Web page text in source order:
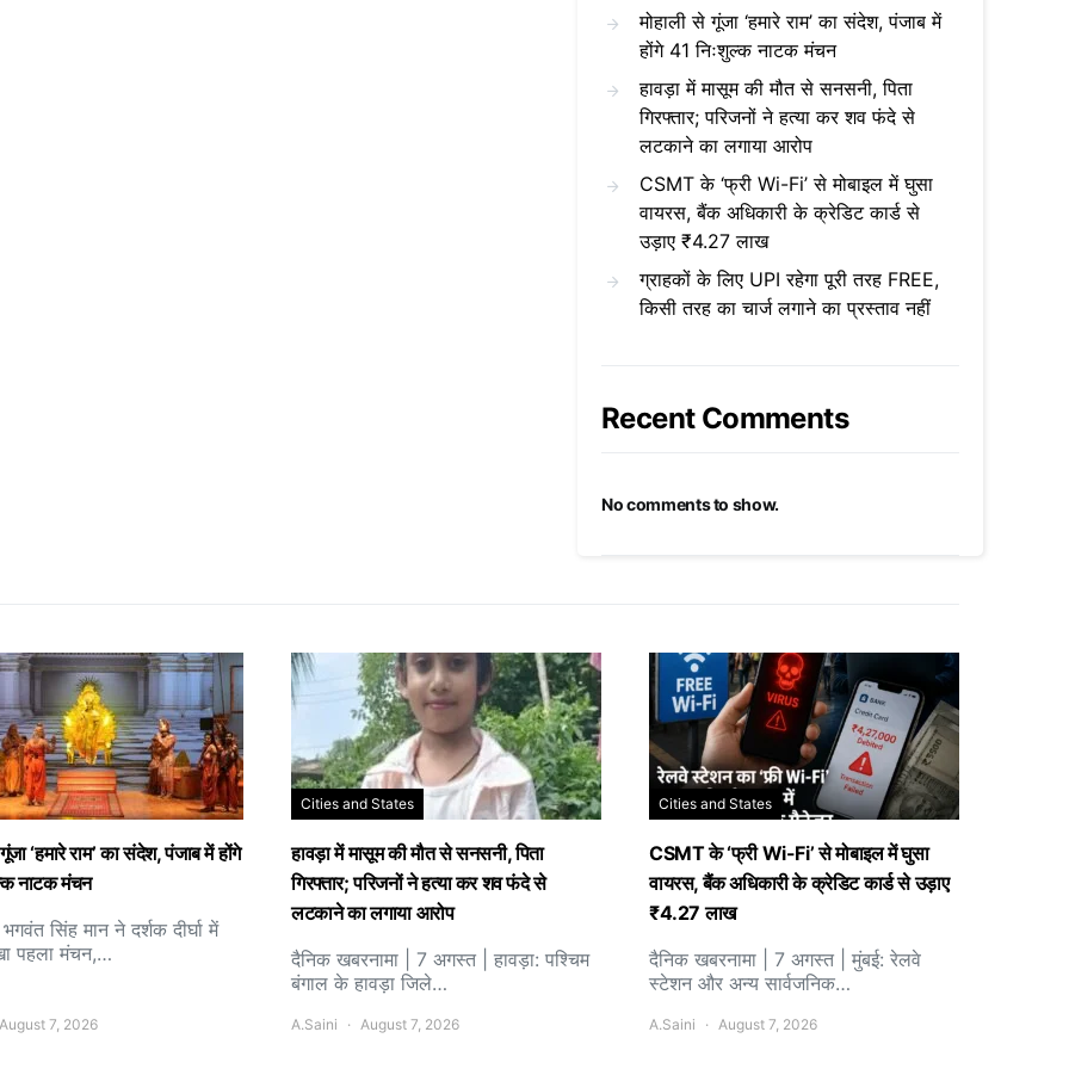
मोहाली से गूंजा ‘हमारे राम’ का संदेश, पंजाब में
होंगे 41 निःशुल्क नाटक मंचन
हावड़ा में मासूम की मौत से सनसनी, पिता
गिरफ्तार; परिजनों ने हत्या कर शव फंदे से
लटकाने का लगाया आरोप
CSMT के ‘फ्री Wi-Fi’ से मोबाइल में घुसा
वायरस, बैंक अधिकारी के क्रेडिट कार्ड से
उड़ाए ₹4.27 लाख
ग्राहकों के लिए UPI रहेगा पूरी तरह FREE,
किसी तरह का चार्ज लगाने का प्रस्ताव नहीं
Recent Comments
No comments to show.
‘हमारे राम’ का संदेश, पंजाब में होंगे
नाटक मंचन
सिंह मान ने दर्शक दीर्घा में
पहला मंचन,…
August 7, 2026
Cities and States
हावड़ा में मासूम की मौत से सनसनी, पिता
गिरफ्तार; परिजनों ने हत्या कर शव फंदे से
लटकाने का लगाया आरोप
दैनिक खबरनामा | 7 अगस्त | हावड़ा: पश्चिम
बंगाल के हावड़ा जिले…
A.Saini August 7, 2026
Cities and States
CSMT के ‘फ्री Wi-Fi’ से मोबाइल में घुसा
वायरस, बैंक अधिकारी के क्रेडिट कार्ड से उड़ाए
₹4.27 लाख
दैनिक खबरनामा | 7 अगस्त | मुंबई: रेलवे
स्टेशन और अन्य सार्वजनिक…
A.Saini August 7, 2026